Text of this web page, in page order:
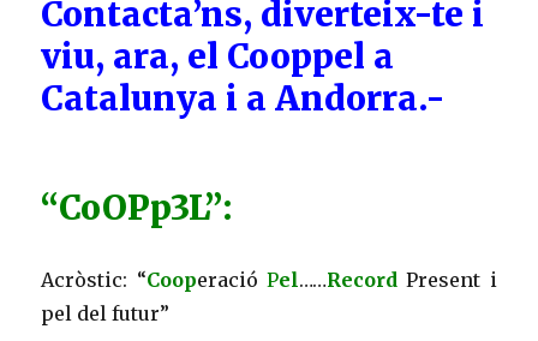
Contacta’ns, diverteix-te i
viu, ara, el Cooppel a
Catalunya i a Andorra.-
“CoOPp3L”:
Acròstic: “CooperacióPel……Record Present i
pel del futur”